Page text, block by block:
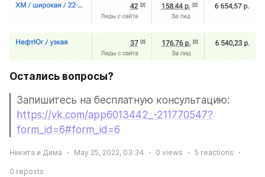
Остались вопросы?
https://vk.com/app6013442_-211770547?
form_id=6#form_id=6
Никита и Дима May 25, 2022, 03:34 0 views 5 reactions
0 reposts